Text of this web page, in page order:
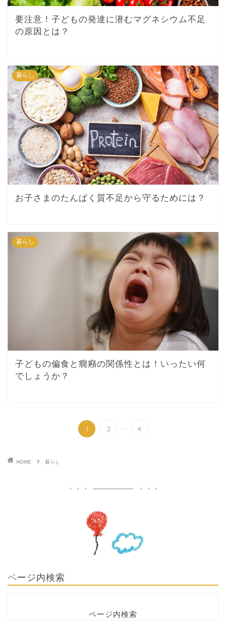
要注意！子どもの発達に潜むマグネシウム不足
の原因とは？
暮らし
お子さまのたんぱく質不足から守るためには？
暮らし
子どもの偏食と癇癪の関係性とは！いったい何
でしょうか？
1 2 ... 4
HOME 暮らし
ページ内検索
ページ内検索